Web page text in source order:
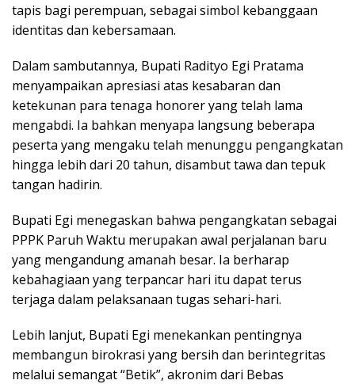
tapis bagi perempuan, sebagai simbol kebanggaan
identitas dan kebersamaan.
Dalam sambutannya, Bupati Radityo Egi Pratama
menyampaikan apresiasi atas kesabaran dan
ketekunan para tenaga honorer yang telah lama
mengabdi. Ia bahkan menyapa langsung beberapa
peserta yang mengaku telah menunggu pengangkatan
hingga lebih dari 20 tahun, disambut tawa dan tepuk
tangan hadirin.
Bupati Egi menegaskan bahwa pengangkatan sebagai
PPPK Paruh Waktu merupakan awal perjalanan baru
yang mengandung amanah besar. Ia berharap
kebahagiaan yang terpancar hari itu dapat terus
terjaga dalam pelaksanaan tugas sehari-hari.
Lebih lanjut, Bupati Egi menekankan pentingnya
membangun birokrasi yang bersih dan berintegritas
melalui semangat “Betik”, akronim dari Bebas